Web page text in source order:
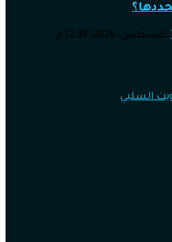
السلبي